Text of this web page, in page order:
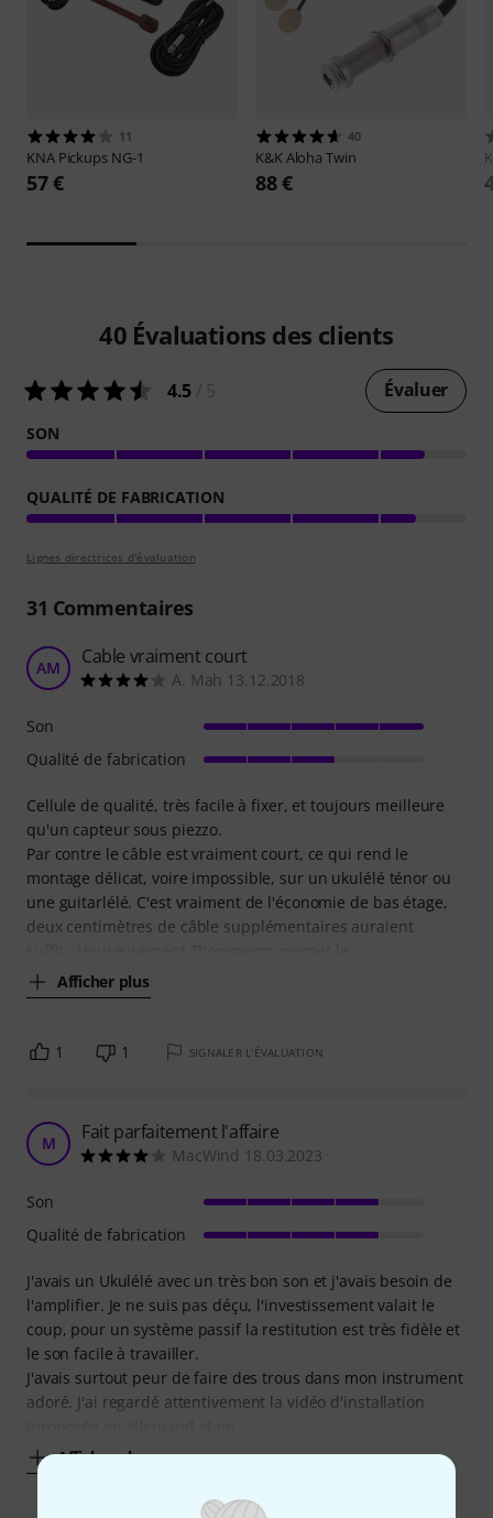
11
KNA Pickups NG-1
57 €
40
K&KAloha Twin
88 €
40 Évaluations des clients
4.5 Évaluer
SON
QUALITÉ DE FABRICATION
Lignes directrices d'évaluation
31 Commentaires
AM Cable vraiment court
A. Mah 13.12.2018
Cellule de qualité, très facile à fixer, et toujours meilleure
qu'un capteur sous piezzo.
Par contre le câble est vraiment court, ce qui rend le
montage délicat, voire impossible, sur un ukulélé ténor ou
une guitarlélé. C'est vraiment de l'économie de bas étage,
deux centimètres de câble supplémentaires auraient
Afficher plus
Son
Qualité de fabrication
1 1 SIGNALER L'ÉVALUATION
M Fait parfaitement l'affaire
MacWind 18.03.2023
J'avais un Ukulélé avec un très bon son et j'avais besoin de
l'amplifier. Je ne suis pas déçu, l'investissement valait le
coup, pour un système passif la restitution est très fidèle et
le son facile à travailler.
J'avais surtout peur de faire des trous dans mon instrument
adoré. J'ai regardé attentivement la vidéo d'installation
Afficher plus
Son
Qualité de fabrication